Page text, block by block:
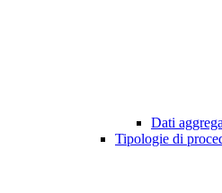
Dati
Tipologie di